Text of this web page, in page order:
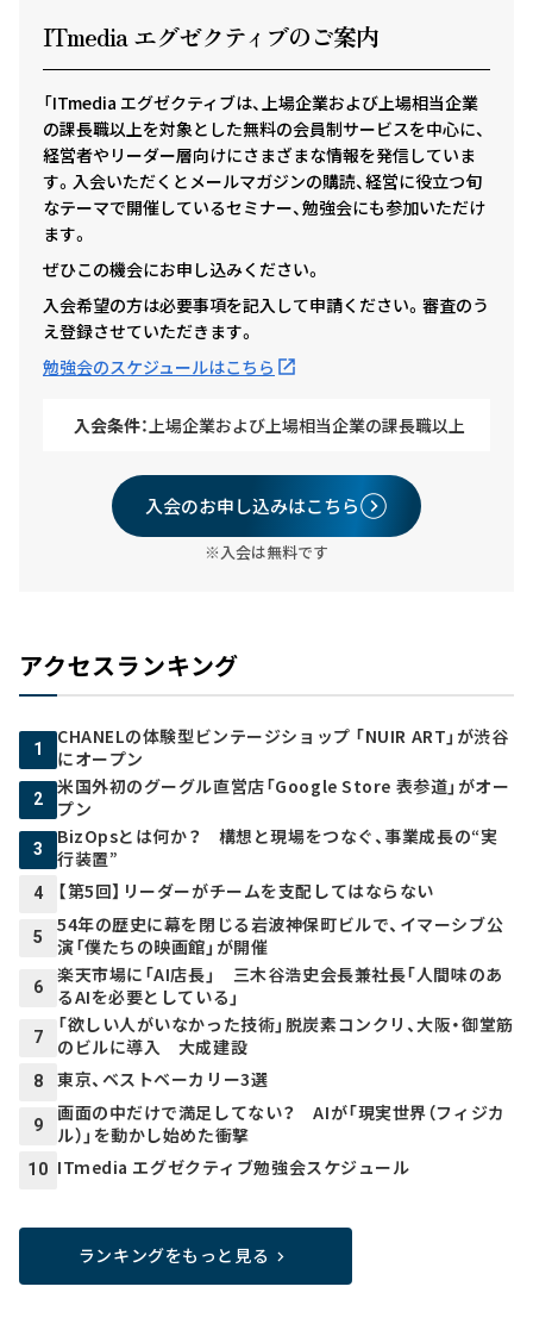
ITmedia エグゼクティ ブのご案内
「ITmedia エグゼクティブは、上場企業および上場相当企業
の課長職以上を対象とした無料の会員制サービスを中心に、
経営者やリーダー層向けにさまざまな情報を発信していま
す。入会いただくとメールマガジンの購読、経営に役立つ旬
なテーマで開催しているセミナー、勉強会にも参加いただけ
ます。
ぜひこの機会にお申し込みください。
入会希望の方は必要事項を記入して申請ください。審査のう
え登録させていただきます。
勉強会のスケジュールはこちら
入会条件： 上場企業および上場相当企業の課長職以上
入会のお申し込みはこちら
※入会は無料です
アクセスランキング
1
CHANELの体験型ビンテージショップ 「NUIR ART」が渋谷
にオープン
2
米国外初のグーグル直営店「Google Store 表参道」がオー
プン
3
BizOpsとは何か？ 構想と現場をつなぐ、事業成長の“実
行装置”
4 【第5回】リーダーがチームを支配してはならない
5
54年の歴史に幕を閉じる岩波神保町ビルで、イマーシブ公
演「僕たちの映画館」が開催
6
楽天市場に「AI店長」 三木谷浩史会長兼社長「人間味のあ
るAIを必要としている」
7
「欲しい人がいなかった技術」脱炭素コンクリ、大阪・御堂筋
のビルに導入 大成建設
8 東京、ベストベーカリー3選
9
画面の中だけで満足してない？ AIが「現実世界（フィジカ
ル）」を動かし始めた衝撃
10 ITmedia エグゼクティブ勉強会スケジュール
ランキングをもっと見る